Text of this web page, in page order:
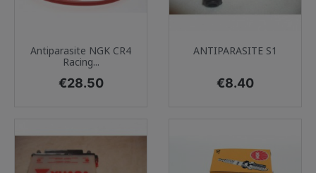
Antiparasite NGK CR4
Racing...
Price
€28.50
ANTIPARASITE S1
Price
€8.40